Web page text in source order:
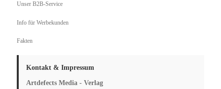
Unser B2B-Service
Info für Werbekunden
Fakten
Kontakt & Impressum
Artdefects Media - Verlag